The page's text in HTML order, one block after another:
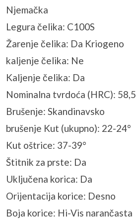
Njemačka
Legura čelika: C100S
Žarenje čelika: Da Kriogeno
kaljenje čelika: Ne
Kaljenje čelika: Da
Nominalna tvrdoća (HRC): 58,5
Brušenje: Skandinavsko
brušenje Kut (ukupno): 22-24°
Kut oštrice: 37-39°
Štitnik za prste: Da
Uključena korica: Da
Orijentacija korice: Desno
Boja korice: Hi-Vis narančasta